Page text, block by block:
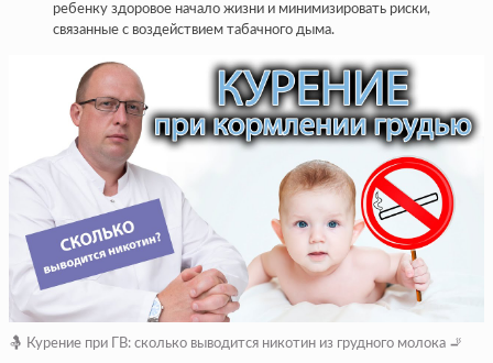
ребенку здоровое начало жизни и минимизировать риски,
связанные с воздействием табачного дыма.
🤱 Курение при ГВ: сколько выводится никотин из грудного молока 🚬